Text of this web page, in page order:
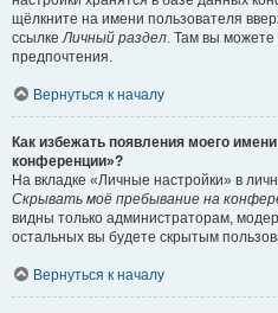
щёлкните на имени пользователя
ссылкеЛичный раздел. Там вы можете
предпочтения.
Вернуться к началу
Как избежать появления моего
конференции»?
На вкладке «Личные настройки» в
Скрывать моё пребывание на
видны только администраторам,
остальных вы будете скрытым
Вернуться к началу